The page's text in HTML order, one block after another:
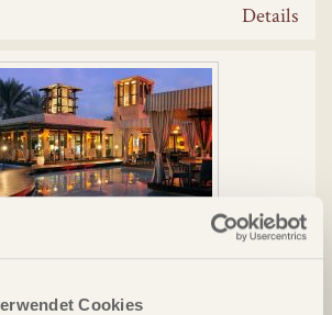
Cookies
Details
Mirage The Palace oder Arabian